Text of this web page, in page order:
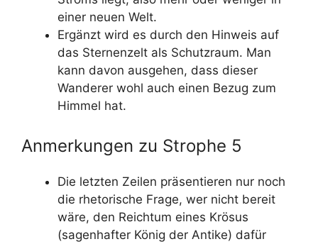
einer neuen Welt.
Ergänzt wird es durch den Hinweis auf
das Sternenzelt als Schutzraum. Man
kann davon ausgehen, dass dieser
Wanderer wohl auch einen Bezug zum
Himmel hat.
Anmerkungen zu Strophe 5
Die letzten Zeilen präsentieren nur noch
die rhetorische Frage, wer nicht bereit
wäre, den Reichtum eines Krösus
(sagenhafter König der Antike) dafür